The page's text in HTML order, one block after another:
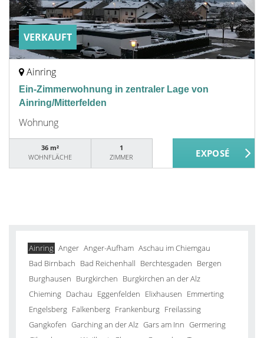
VERKAUFT
Ainring
Ein-Zimmerwohnung in zentraler Lage von
Ainring/Mitterfelden
Wohnung
36 m²
WOHNFLÄCHE
1
ZIMMER
Ainring Anger Anger-Aufham Aschau im Chiemgau
Bad Birnbach Bad Reichenhall Berchtesgaden Bergen
Burghausen Burgkirchen Burgkirchen an der Alz
Chieming Dachau Eggenfelden Elixhausen Emmerting
Engelsberg Falkenberg Frankenburg Freilassing
Gangkofen Garching an der Alz Gars am Inn Germering